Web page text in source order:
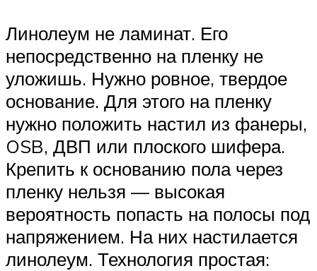
Линолеум не ламинат. Его
непосредственно на пленку не
уложишь. Нужно ровное, твердое
основание. Для этого на пленку
нужно положить настил из фанеры,
OSB, ДВП или плоского шифера.
Крепить к основанию пола через
пленку нельзя — высокая
вероятность попасть на полосы под
напряжением. На них настилается
линолеум. Технология простая: